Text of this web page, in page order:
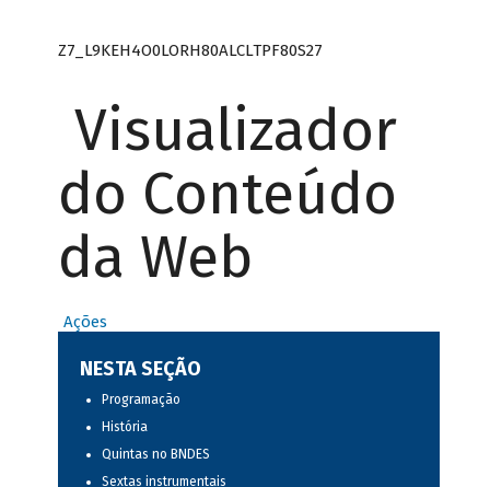
Z7_L9KEH4O0LORH80ALCLTPF80S27
Visualizador
do Conteúdo
da Web
Ações
NESTA SEÇÃO
Programação
História
Quintas no BNDES
Sextas instrumentais